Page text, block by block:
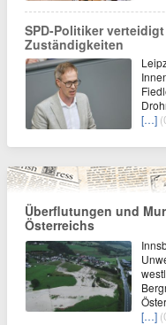
SPD-Politiker
Zuständigkeiten
[…]
Überflutungen und
Österreichs
[…]